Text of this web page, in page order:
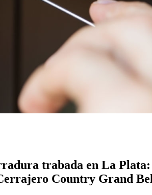
trabada en La
Country Grand